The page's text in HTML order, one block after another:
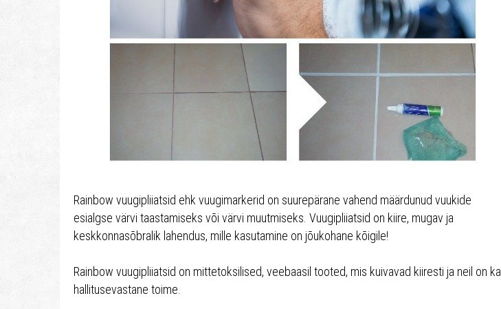
Rainbow vuugipliiatsid ehk vuugimarkerid on suurepärane vahend määrdunud vuukide
esialgse värvi taastamiseks või värvi muutmiseks. Vuugipliiatsid on kiire, mugav ja
keskkonnasõbralik lahendus, mille kasutamine on jõukohane kõigile!
Rainbow vuugipliiatsid on mittetoksilised, veebaasil tooted, mis kuivavad kiiresti ja neil on ka
hallitusevastane toime.